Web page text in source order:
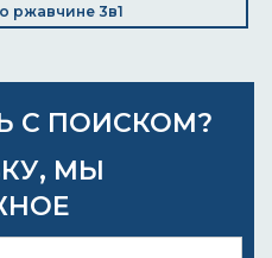
ржавчине 3в1
С ПОИСКОМ?
МЫ